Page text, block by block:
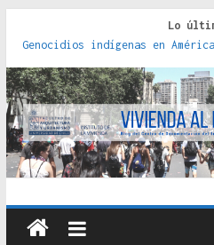
Lo
Genocidios indígenas en
Estudios sobre la
políticas, prácticas y
Donde el pedernal choca con
crítica de las fronteras
Criterios técnicos para una
Red de consultorios de la Caja
Santiago : un patrimonio